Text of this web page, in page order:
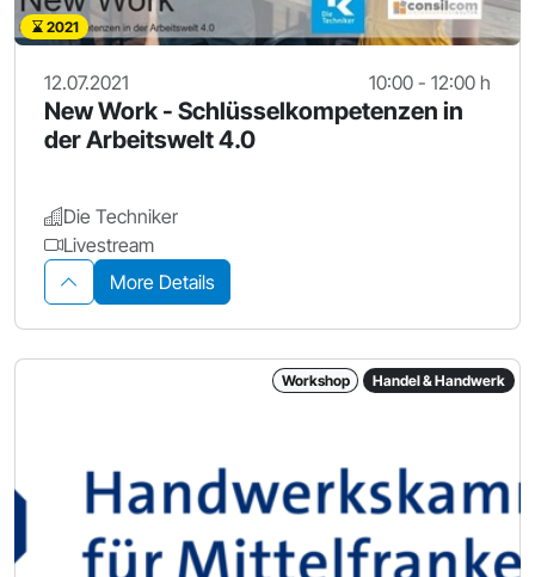
2021
12.07.2021 10:00 - 12:00 h
New Work - Schlüsselkompetenzen in
der Arbeitswelt 4.0
Die Techniker
Livestream
More Details
Workshop Handel & Handwerk